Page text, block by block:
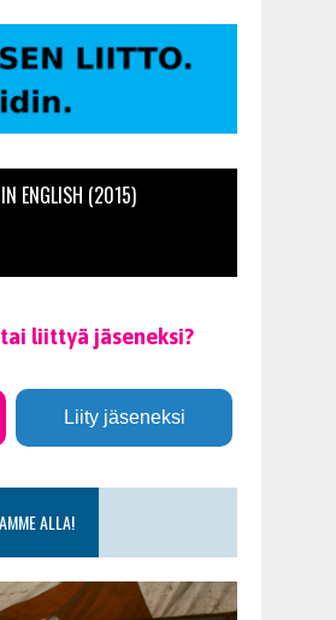
IN ENGLISH (2015)
liittyä jäseneksi?
Liity jäseneksi
ALLA!